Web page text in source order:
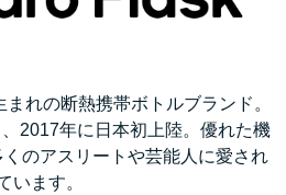
れの断熱携帯ボトルブランド。
2017年に日本初上陸。優れた機
のアスリートや芸能人に愛され
います。